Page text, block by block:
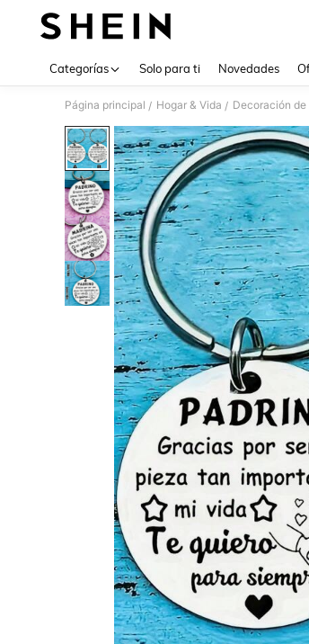
Categorías Solo para ti Novedades
Página principal / Hogar & Vida / Decoración de